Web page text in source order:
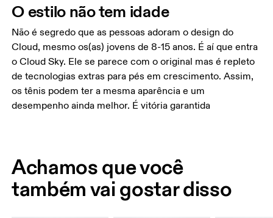
O estilo não tem idade
Não é segredo que as pessoas adoram o design do
Cloud, mesmo os(as) jovens de 8-15 anos. É aí que entra
o Cloud Sky. Ele se parece com o original mas é repleto
de tecnologias extras para pés em crescimento. Assim,
os tênis podem ter a mesma aparência e um
desempenho ainda melhor. É vitória garantida
Achamos que você
também vai gostar disso